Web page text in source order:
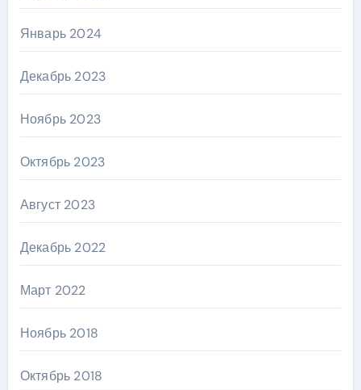
Январь 2024
Декабрь 2023
Ноябрь 2023
Октябрь 2023
Август 2023
Декабрь 2022
Март 2022
Ноябрь 2018
Октябрь 2018